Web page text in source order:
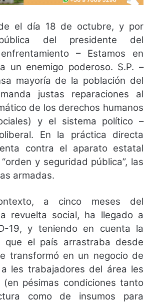
el día 18 de octubre, y por
del presidente del
– Estamos en
un enemigo poderoso. S.P. –
mayoría de la población del
justas reparaciones al
de los derechos humanos
y el sistema político –
En la práctica directa
contra el aparato estatal
y seguridad pública”, las
armadas.
a cinco meses del
revuelta social, ha llegado a
19, y teniendo en cuenta la
que el país arrastraba desde
transformó en un negocio de
les trabajadores del área les
pésimas condiciones tanto
como de insumos para